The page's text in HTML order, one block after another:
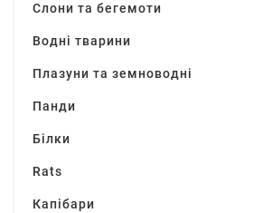
Слони та бегемоти
Водні тварини
Плазуни та земноводні
Панди
Білки
Rats
Капібари